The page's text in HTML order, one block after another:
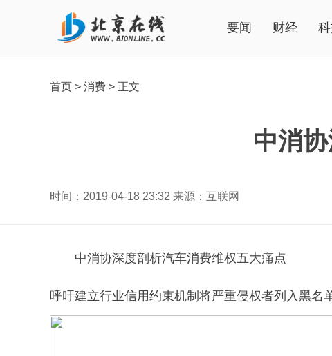
要闻 财经
首页 > 消费 > 正文
中消
时间：2019-04-18 23:32 来源：互联网
中消协深度剖析汽车消费维权五大痛点
呼吁建立行业信用约束机制将严重侵权者列入黑名